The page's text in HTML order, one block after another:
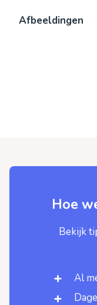
Afbeeldingen
Hoe
Bekijk
Al